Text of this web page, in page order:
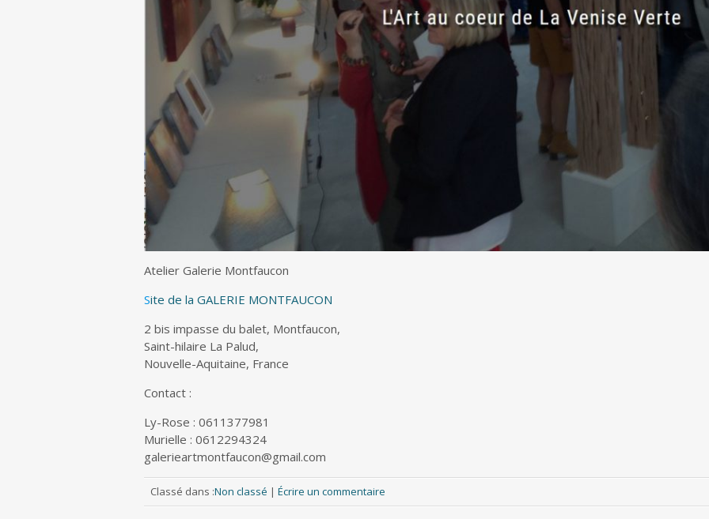
Atelier Galerie Montfaucon
Site de la GALERIE MONTFAUCON
2 bis impasse du balet, Montfaucon,
Saint-hilaire La Palud,
Nouvelle-Aquitaine, France
Contact :
Ly-Rose : 0611377981
Murielle : 0612294324
galerieartmontfaucon@gmail.com
Classé dans :Non classé | Écrire un commentaire